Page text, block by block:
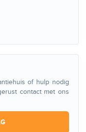
of hulp nodig
contact met ons